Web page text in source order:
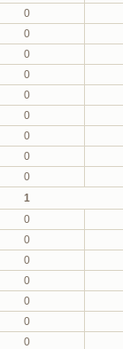
0
0
0
0
0
0
0
0
0
1
0
0
0
0
0
0
0